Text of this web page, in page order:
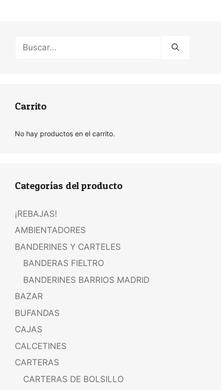
Carrito
No hay productos en el carrito.
Categorías del producto
¡REBAJAS!
AMBIENTADORES
BANDERINES Y CARTELES
BANDERAS FIELTRO
BANDERINES BARRIOS MADRID
BAZAR
BUFANDAS
CAJAS
CALCETINES
CARTERAS
CARTERAS DE BOLSILLO